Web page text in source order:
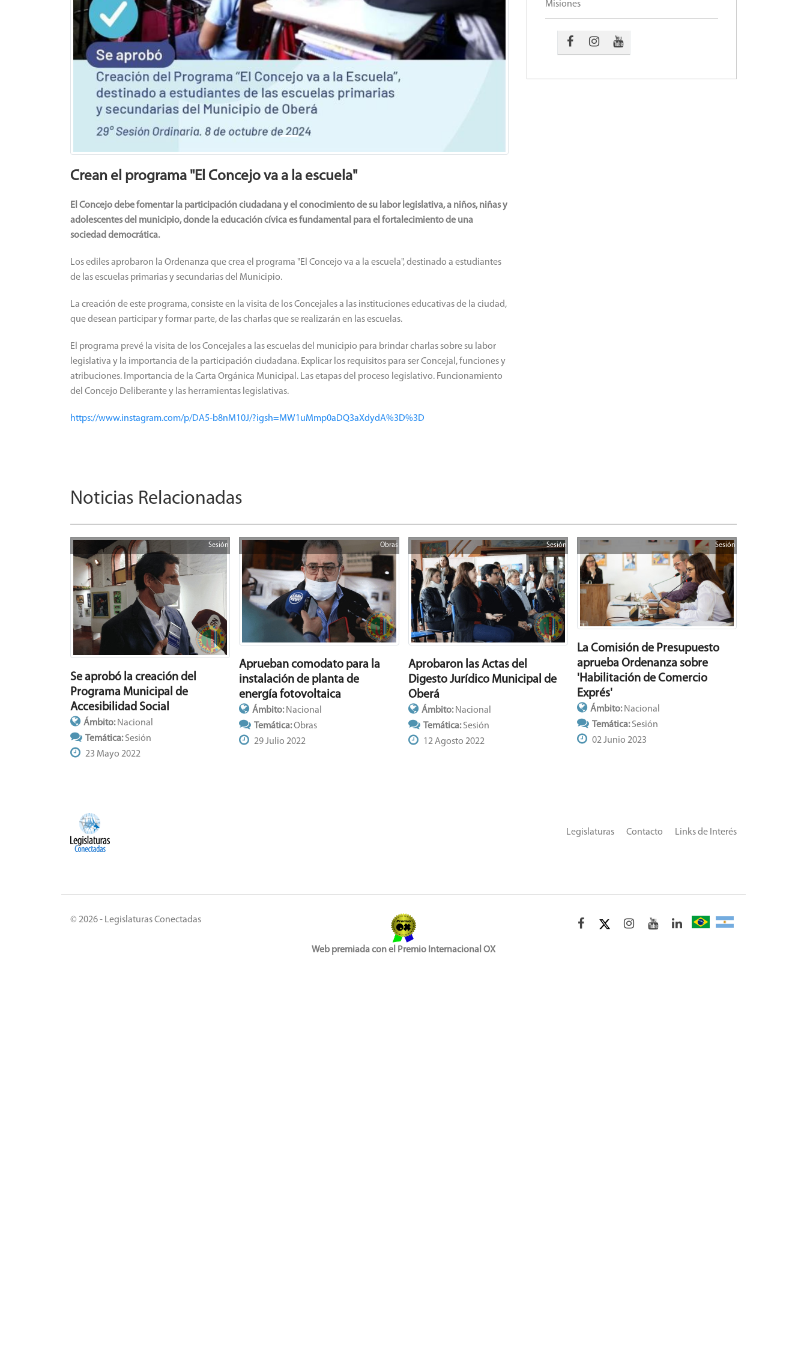
Crean el programa "El Concejo va a la escuela"
El Concejo debe fomentar la participación ciudadana y el conocimiento de su labor legislativa, a niños, niñas y
adolescentes del municipio, donde la educación cívica es fundamental para el fortalecimiento de una
sociedad democrática.
Los ediles aprobaron la Ordenanza que crea el programa "El Concejo va a la escuela", destinado a estudiantes
de las escuelas primarias y secundarias del Municipio.
La creación de este programa, consiste en la visita de los Concejales a las instituciones educativas de la ciudad,
que desean participar y formar parte, de las charlas que se realizarán en las escuelas.
El programa prevé la visita de los Concejales a las escuelas del municipio para brindar charlas sobre su labor
legislativa y la importancia de la participación ciudadana. Explicar los requisitos para ser Concejal, funciones y
atribuciones. Importancia de la Carta Orgánica Municipal. Las etapas del proceso legislativo. Funcionamiento
del Concejo Deliberante y las herramientas legislativas.
https://www.instagram.com/p/DA5-b8nM10J/?igsh=MW1uMmp0aDQ3aXdydA%3D%3D
Misiones
Noticias Relacionadas
Sesión
Se aprobó la creación del
Programa Municipal de
Accesibilidad Social
Ámbito: Nacional
Temática:Sesión
23 Mayo 2022
Obras
Aprueban comodato para la
instalación de planta de
energía fotovoltaica
Ámbito: Nacional
Temática:Obras
29 Julio 2022
Sesión
Aprobaron las Actas del
Digesto Jurídico Municipal de
Oberá
Ámbito: Nacional
Temática:Sesión
12 Agosto 2022
Sesión
La Comisión de Presupuesto
aprueba Ordenanza sobre
'Habilitación de Comercio
Exprés'
Ámbito: Nacional
Temática:Sesión
02 Junio 2023
Links de Interés
Contacto
Legislaturas
© 2026 - Legislaturas Conectadas
Web premiada con el Premio Internacional OX